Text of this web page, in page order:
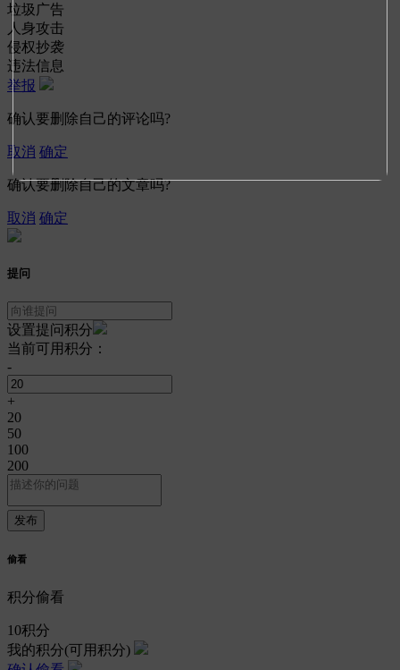
垃圾广告
人身攻击
侵权抄袭
违法信息
举报
确认要删除自己的评论吗?
取消 确定
确认要删除自己的文章吗?
取消 确定
提问
设置提问积分
当前可用积分：
-
+
20
50
100
200
偷看
积分偷看
10积分
我的积分(可用积分)